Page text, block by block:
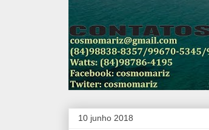
10 junho 2018